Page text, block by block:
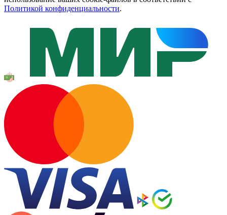
Политикой конфиденциальности.